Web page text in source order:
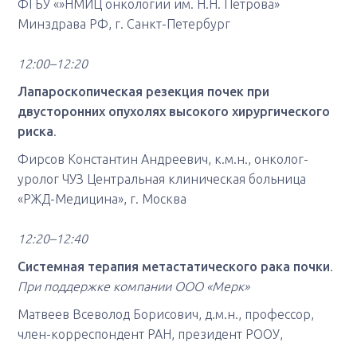
ФГБУ «»НМИЦ онкологии им. Н.Н. Петрова»
Минздрава РФ, г. Санкт-Петербург
12:00–12:20
Лапароскопическая резекция почек при
двусторонних опухолях высокого хирургического
риска.
Фирсов Константин Андреевич, к.м.н., онколог-
уролог ЧУЗ Центральная клиническая больница
«РЖД-Медицина», г. Москва
12:20–12:40
Системная терапия метастатического рака почки.
При поддержке компании ООО «Мерк»
Матвеев Всеволод Борисович, д.м.н., профессор,
член-корреспондент РАН, президент РООУ,